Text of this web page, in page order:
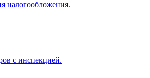
налогообложения.
с инспекцией.